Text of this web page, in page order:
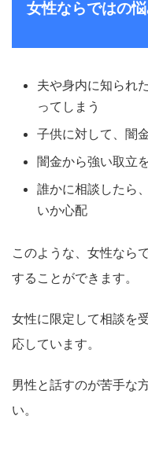
女性ならではの
夫や身内に知られ
ってしまう
子供に対して、闇
闇金から強い取立
誰かに相談したら
いか心配
このような、女性なら
することができます。
女性に限定して相談を
応しています。
男性と話すのが苦手な
い。